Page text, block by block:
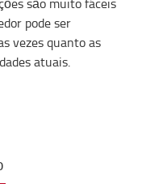
pode ser
vezes quanto as
atuais.